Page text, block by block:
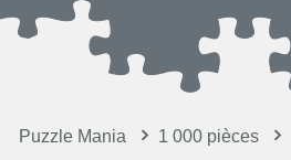
Puzzle Mania 1 000 pièces